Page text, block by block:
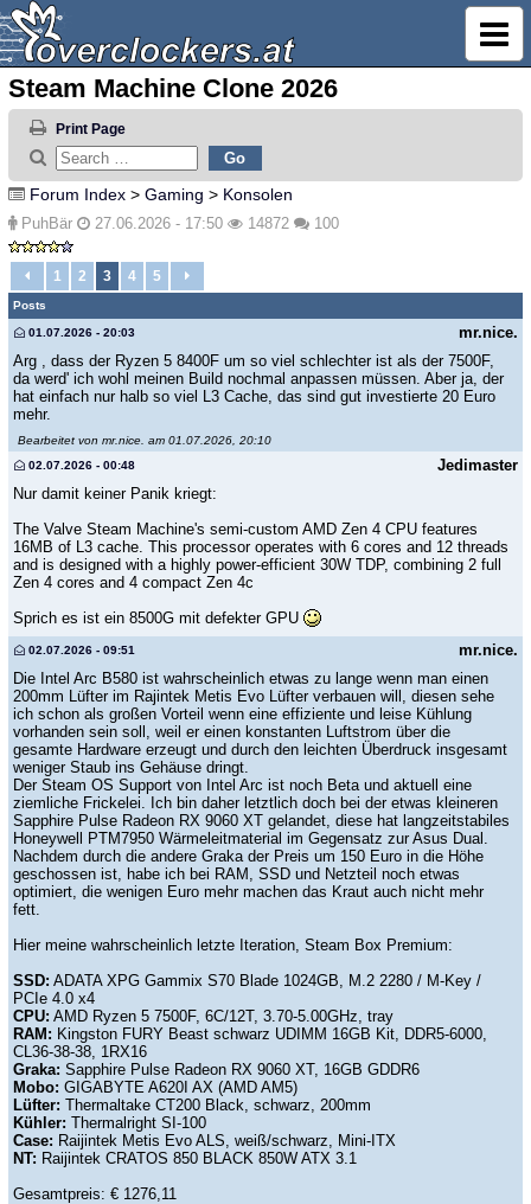
Steam Machine Clone 2026
Print Page
Forum Index > Gaming > Konsolen
PuhBär 27.06.2026 - 17:50 14872 100
1 2 3 4 5
Posts
mr.nice.
01.07.2026 - 20:03
Arg , dass der Ryzen 5 8400F um so viel schlechter ist als der 7500F,
da werd' ich wohl meinen Build nochmal anpassen müssen. Aber ja, der
hat einfach nur halb so viel L3 Cache, das sind gut investierte 20 Euro
mehr.
Bearbeitet von mr.nice. am 01.07.2026, 20:10
Jedimaster
02.07.2026 - 00:48
Nur damit keiner Panik kriegt:
The Valve Steam Machine's semi-custom AMD Zen 4 CPU features
16MB of L3 cache. This processor operates with 6 cores and 12 threads
and is designed with a highly power-efficient 30W TDP, combining 2 full
Zen 4 cores and 4 compact Zen 4c
Sprich es ist ein 8500G mit defekter GPU
mr.nice.
02.07.2026 - 09:51
Die Intel Arc B580 ist wahrscheinlich etwas zu lange wenn man einen
200mm Lüfter im Rajintek Metis Evo Lüfter verbauen will, diesen sehe
ich schon als großen Vorteil wenn eine effiziente und leise Kühlung
vorhanden sein soll, weil er einen konstanten Luftstrom über die
gesamte Hardware erzeugt und durch den leichten Überdruck insgesamt
weniger Staub ins Gehäuse dringt.
Der Steam OS Support von Intel Arc ist noch Beta und aktuell eine
ziemliche Frickelei. Ich bin daher letztlich doch bei der etwas kleineren
Sapphire Pulse Radeon RX 9060 XT gelandet, diese hat langzeitstabiles
Honeywell PTM7950 Wärmeleitmaterial im Gegensatz zur Asus Dual.
Nachdem durch die andere Graka der Preis um 150 Euro in die Höhe
geschossen ist, habe ich bei RAM, SSD und Netzteil noch etwas
optimiert, die wenigen Euro mehr machen das Kraut auch nicht mehr
fett.
Hier meine wahrscheinlich letzte Iteration, Steam Box Premium:
SSD: ADATA XPG Gammix S70 Blade 1024GB, M.2 2280 / M-Key /
PCIe 4.0 x4
CPU: AMD Ryzen 5 7500F, 6C/12T, 3.70-5.00GHz, tray
RAM: Kingston FURY Beast schwarz UDIMM 16GB Kit, DDR5-6000,
CL36-38-38, 1RX16
Graka: Sapphire Pulse Radeon RX 9060 XT, 16GB GDDR6
Mobo: GIGABYTE A620I AX (AMD AM5)
Lüfter: Thermaltake CT200 Black, schwarz, 200mm
Kühler: Thermalright SI-100
Case: Raijintek Metis Evo ALS, weiß/schwarz, Mini-ITX
NT: Raijintek CRATOS 850 BLACK 850W ATX 3.1
Gesamtpreis: € 1276,11